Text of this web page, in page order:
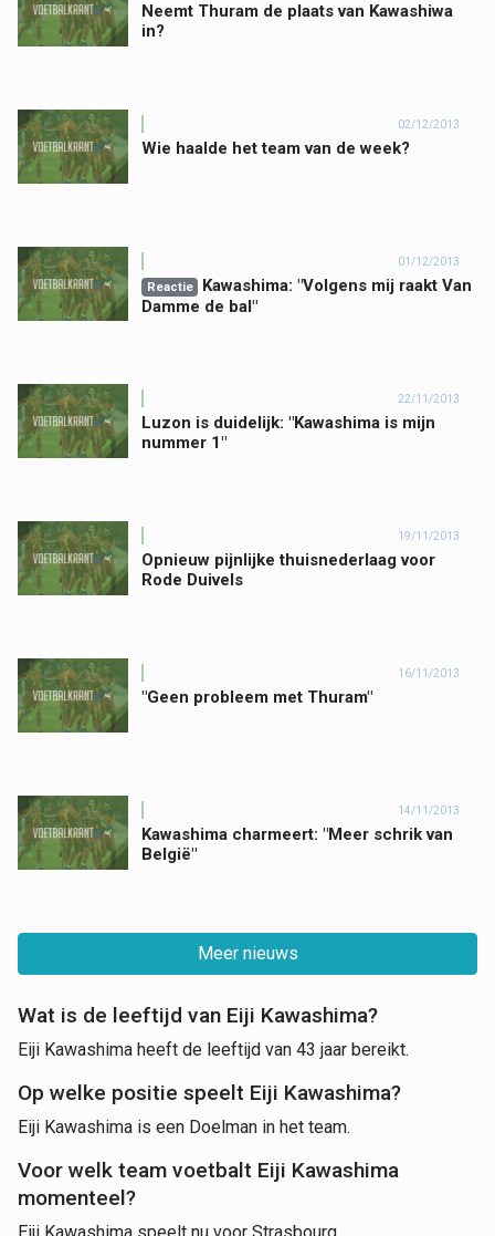
Neemt Thuram de plaats van Kawashiwa
in?
02/12/2013
Wie haalde het team van de week?
01/12/2013
Reactie
Kawashima: "Volgens mij raakt Van
Damme de bal"
22/11/2013
Luzon is duidelijk: "Kawashima is mijn
nummer 1"
19/11/2013
Opnieuw pijnlijke thuisnederlaag voor
Rode Duivels
16/11/2013
"Geen probleem met Thuram"
14/11/2013
Kawashima charmeert: "Meer schrik van
België"
Meer nieuws
Wat is de leeftijd van Eiji Kawashima?
Eiji Kawashima heeft de leeftijd van 43 jaar bereikt.
Op welke positie speelt Eiji Kawashima?
Eiji Kawashima is een Doelman in het team.
Voor welk team voetbalt Eiji Kawashima
momenteel?